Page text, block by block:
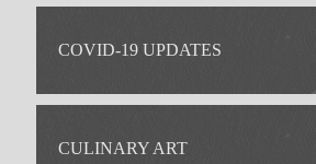
COVID-19 UPDATES
CULINARY ART